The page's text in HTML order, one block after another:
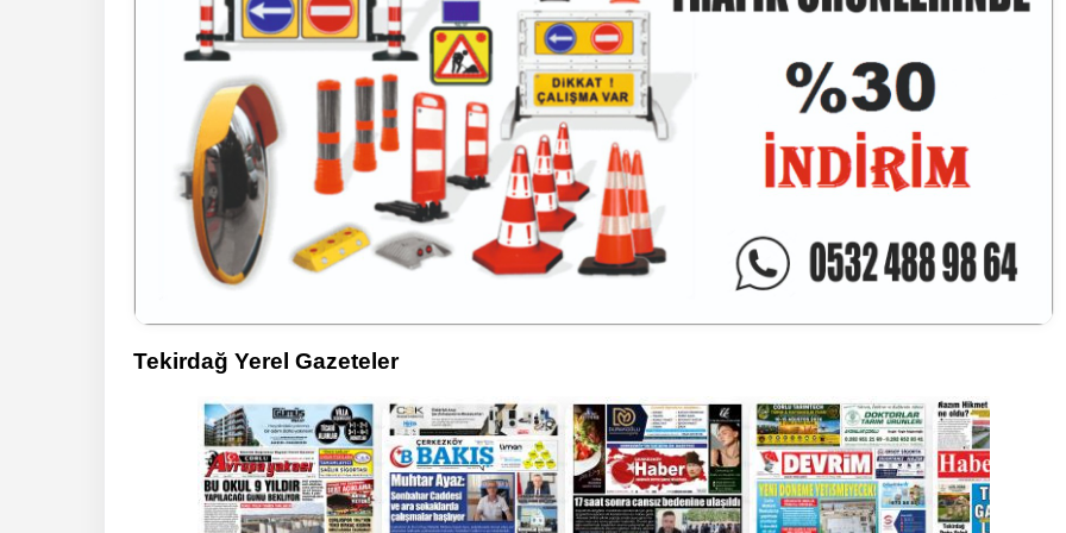
Tekirdağ Yerel Gazeteler